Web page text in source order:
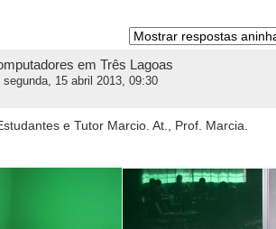
em Três Lagoas
15 abril 2013, 09:30
e Tutor Marcio. At., Prof. Marcia.